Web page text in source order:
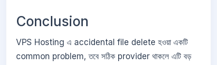
Conclusion
VPS Hosting এ accidental file delete হওয়া একটি
common problem, তবে সঠিক provider থাকলে এটি বড়